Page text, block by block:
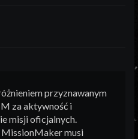
przyznawanym
za aktywność i
misji oficjalnych.
musi